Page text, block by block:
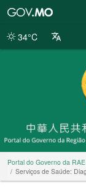
da
34°C
Portal do Governo da
Serviços de Saúde: